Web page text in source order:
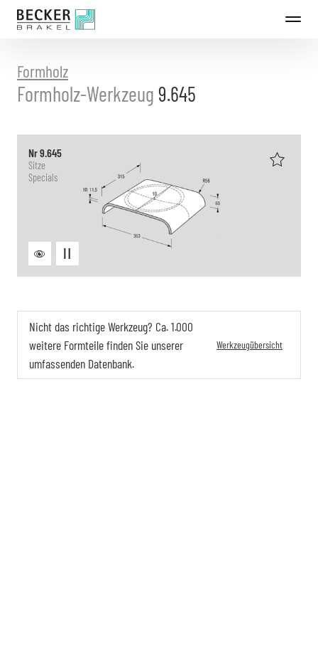
Direkt
Formholz
Formholz-Werkzeug 9.645
Nr 9.645
Sitze
Specials
Nicht das richtige Werkzeug? Ca. 1.000
weitere Formteile finden Sie unserer
umfassenden Datenbank.
Werkzeugübersicht